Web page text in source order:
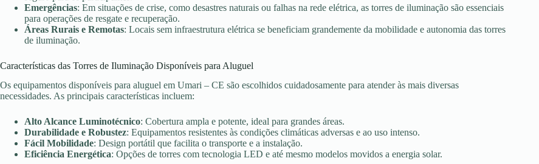
Emergências: Em situações de crise, como desastres naturais ou falhas na rede elétrica, as torres de iluminação são essenciais
para operações de resgate e recuperação.
Áreas Rurais e Remotas: Locais sem infraestrutura elétrica se beneficiam grandemente da mobilidade e autonomia das torres
de iluminação.
Características das Torres de Iluminação Disponíveis para Aluguel
Os equipamentos disponíveis para aluguel em Umari – CE são escolhidos cuidadosamente para atender às mais diversas
necessidades. As principais características incluem:
Alto Alcance Luminotécnico: Cobertura ampla e potente, ideal para grandes áreas.
Durabilidade e Robustez: Equipamentos resistentes às condições climáticas adversas e ao uso intenso.
Fácil Mobilidade: Design portátil que facilita o transporte e a instalação.
Eficiência Energética: Opções de torres com tecnologia LED e até mesmo modelos movidos a energia solar.